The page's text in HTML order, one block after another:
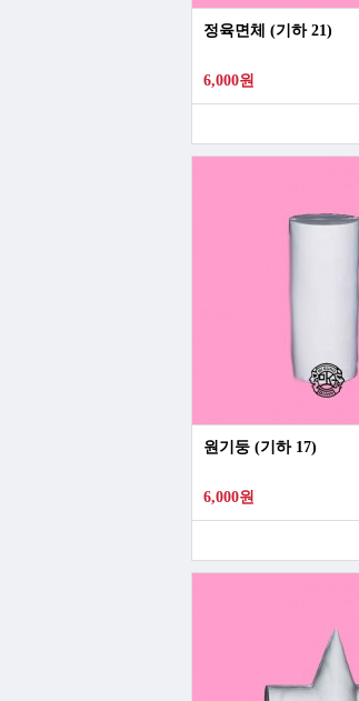
정육면체 (기하 21)
6,000원
원기둥 (기하 17)
6,000원